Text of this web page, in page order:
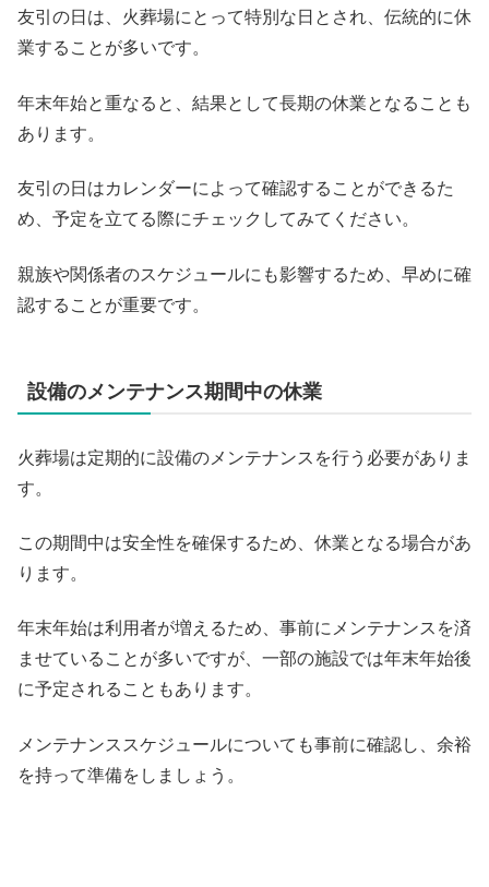
友引の日は、火葬場にとって特別な日とされ、伝統的に休
業することが多いです。
年末年始と重なると、結果として長期の休業となることも
あります。
友引の日はカレンダーによって確認することができるた
め、予定を立てる際にチェックしてみてください。
親族や関係者のスケジュールにも影響するため、早めに確
認することが重要です。
設備のメンテナンス期間中の休業
火葬場は定期的に設備のメンテナンスを行う必要がありま
す。
この期間中は安全性を確保するため、休業となる場合があ
ります。
年末年始は利用者が増えるため、事前にメンテナンスを済
ませていることが多いですが、一部の施設では年末年始後
に予定されることもあります。
メンテナンススケジュールについても事前に確認し、余裕
を持って準備をしましょう。